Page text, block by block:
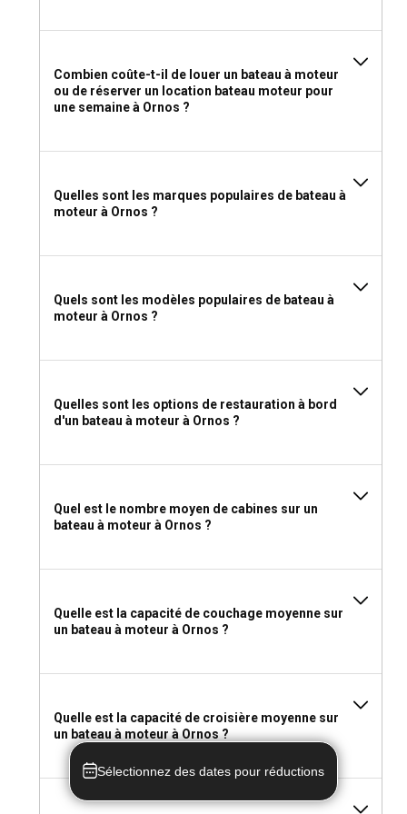
matériel de sécurité, des aides à la navigation et une carte
locale.
Combien coûte-t-il de louer un bateau à moteur
ou de réserver un location bateau moteur pour
une semaine à Ornos ?
Quelles sont les marques populaires de bateau à
moteur à Ornos ?
Quels sont les modèles populaires de bateau à
moteur à Ornos ?
Quelles sont les options de restauration à bord
d'un bateau à moteur à Ornos ?
Quel est le nombre moyen de cabines sur un
bateau à moteur à Ornos ?
Quelle est la capacité de couchage moyenne sur
un bateau à moteur à Ornos ?
Quelle est la capacité de croisière moyenne sur
un bateau à moteur à Ornos ?
Sélectionnez des dates pour réductions